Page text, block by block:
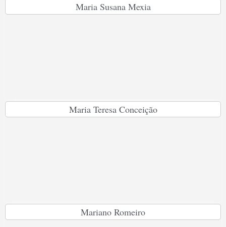
Maria Susana Mexia
Maria Teresa Conceição
Mariano Romeiro